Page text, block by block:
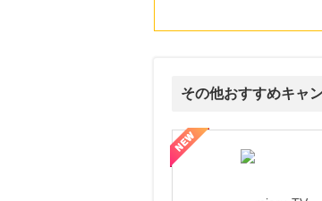
その他おすすめキャ
【LOJEL公式サイト】スーツケ
【ロデオドラ